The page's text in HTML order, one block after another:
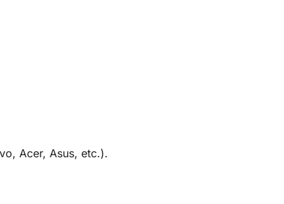
Acer, Asus, etc.).